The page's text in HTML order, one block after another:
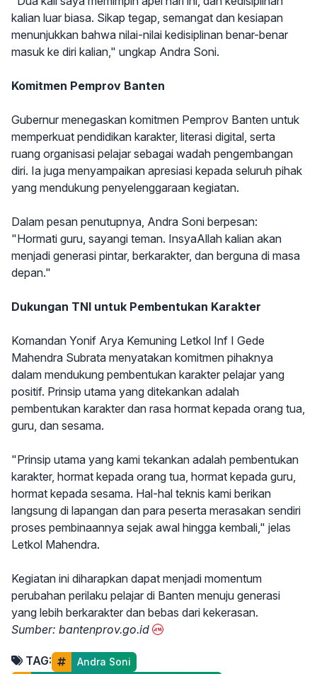
kalian luar biasa. Sikap tegap, semangat dan kesiapan
menunjukkan bahwa nilai-nilai kedisiplinan benar-benar
masuk ke diri kalian," ungkap Andra Soni.
Komitmen Pemprov Banten
Gubernur menegaskan komitmen Pemprov Banten untuk
memperkuat pendidikan karakter, literasi digital, serta
ruang organisasi pelajar sebagai wadah pengembangan
diri. Ia juga menyampaikan apresiasi kepada seluruh pihak
yang mendukung penyelenggaraan kegiatan.
Dalam pesan penutupnya, Andra Soni berpesan:
"Hormati guru, sayangi teman. InsyaAllah kalian akan
menjadi generasi pintar, berkarakter, dan berguna di masa
depan."
Dukungan TNI untuk Pembentukan Karakter
Komandan Yonif Arya Kemuning Letkol Inf I Gede
Mahendra Subrata menyatakan komitmen pihaknya
dalam mendukung pembentukan karakter pelajar yang
positif. Prinsip utama yang ditekankan adalah
pembentukan karakter dan rasa hormat kepada orang tua,
guru, dan sesama.
"Prinsip utama yang kami tekankan adalah pembentukan
karakter, hormat kepada orang tua, hormat kepada guru,
hormat kepada sesama. Hal-hal teknis kami berikan
langsung di lapangan dan para peserta merasakan sendiri
proses pembinaannya sejak awal hingga kembali," jelas
Letkol Mahendra.
Kegiatan ini diharapkan dapat menjadi momentum
perubahan perilaku pelajar di Banten menuju generasi
yang lebih berkarakter dan bebas dari kekerasan.
Sumber: bantenprov.go.id
TAG: Andra Soni